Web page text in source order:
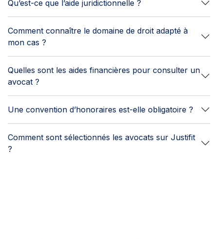
Qu’est-ce que l’aide juridictionnelle ?
Comment connaître le domaine de droit adapté à
mon cas ?
Quelles sont les aides financières pour consulter un
avocat ?
Une convention d’honoraires est-elle obligatoire ?
Comment sont sélectionnés les avocats sur Justifit
?